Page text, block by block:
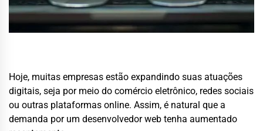
Hoje, muitas empresas estão expandindo suas atuações
digitais, seja por meio do comércio eletrônico, redes sociais
ou outras plataformas online. Assim, é natural que a
demanda por um desenvolvedor web tenha aumentado